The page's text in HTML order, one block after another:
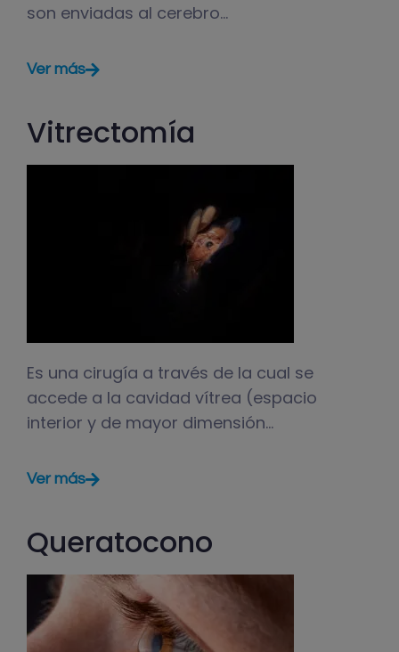
son enviadas al cerebro…
Ver más
Vitrectomía
Es una cirugía a través de la cual se
accede a la cavidad vítrea (espacio
interior y de mayor dimensión…
Ver más
Queratocono